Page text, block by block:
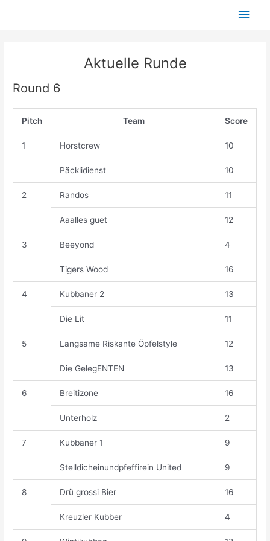
content
Main
Aktuelle Runde
Round 6
Pitch Team Score
1 Horstcrew 10
Päcklidienst 10
2 Randos 11
Aaalles guet 12
3 Beeyond 4
Tigers Wood 16
4 Kubbaner 2 13
Die Lit 11
5 Langsame Riskante Öpfelstyle 12
Die GelegENTEN 13
6 Breitizone 16
Unterholz 2
7 Kubbaner 1 9
Stelldicheinundpfeffirein United 9
8 Drü grossi Bier 16
Kreuzler Kubber 4